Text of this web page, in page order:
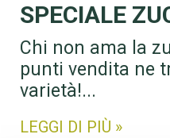
SPECIALE
Chi non ama la
punti vendita ne
varietà!...
LEGGI DI PIÙ »